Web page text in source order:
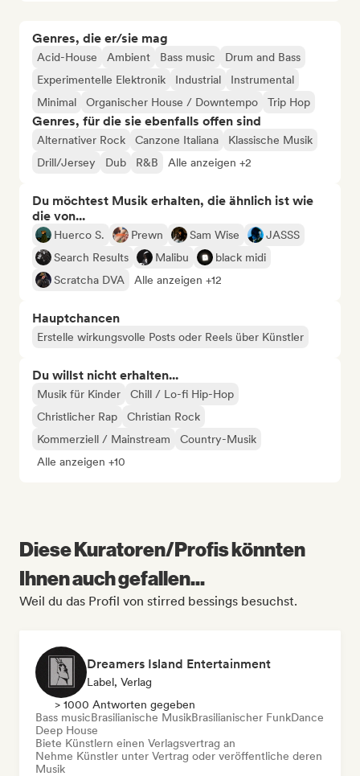
Genres, die er/sie mag
Acid-House Ambient Bass music
Drum and Bass
Experimentelle Elektronik
Industrial
Instrumental
Minimal
Organischer House / Downtempo Trip Hop
Genres, für die sie ebenfalls offen sind
Alternativer Rock Canzone Italiana
Klassische Musik
Drill/Jersey
Dub R&B Alle anzeigen +2
Du möchtest Musik erhalten, die ähnlich ist wie
die von...
Huerco S. Prewn Sam Wise
JASSS
Search Results
Malibu
black midi
Scratcha DVA
Alle anzeigen +12
Hauptchancen
Erstelle wirkungsvolle Posts oder Reels über Künstler
Du willst nicht erhalten...
Musik für Kinder
Chill / Lo-fi Hip-Hop
Christlicher Rap
Christian Rock
Kommerziell / Mainstream
Country-Musik
Alle anzeigen +10
Diese Kuratoren/Profis könnten
Ihnen auch gefallen...
Weil du das Profil von stirred bessings besuchst.
Dreamers Island Entertainment
Label, Verlag
> 1000 Antworten gegeben
Bass musicBrasilianische MusikBrasilianischer FunkDance
Deep House
Biete Künstlern einen Verlagsvertrag an
Nehme Künstler unter Vertrag oder veröffentliche deren
Musik